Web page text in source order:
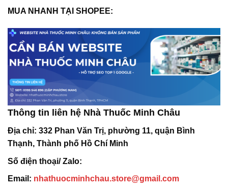
MUA NHANH TẠI SHOPEE:
Thông tin liên hệ Nhà Thuốc Minh Châu
Địa chỉ: 332 Phan Văn Trị, phường 11, quận Bình
Thạnh, Thành phố Hồ Chí Minh
Số điện thoại/ Zalo:
Email: nhathuocminhchau.store@gmail.com